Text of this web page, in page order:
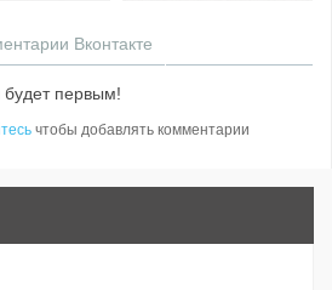
Вконтакте
первым!
чтобы добавлять комментарии